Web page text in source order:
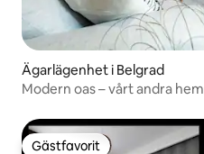
Ägarlägenhet i Belgrad
Modern oas – vårt andra hem
Gästfavorit